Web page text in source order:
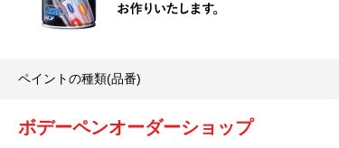
ペイントの種類(品番)
ボデーペンオーダーショップ